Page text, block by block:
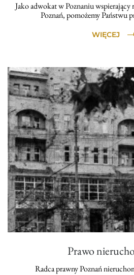
Jako adwokat w Poznaniu wspierający
Poznań, pomożemy Państwu
WIĘCEJ
Prawo
Radca prawny Poznań